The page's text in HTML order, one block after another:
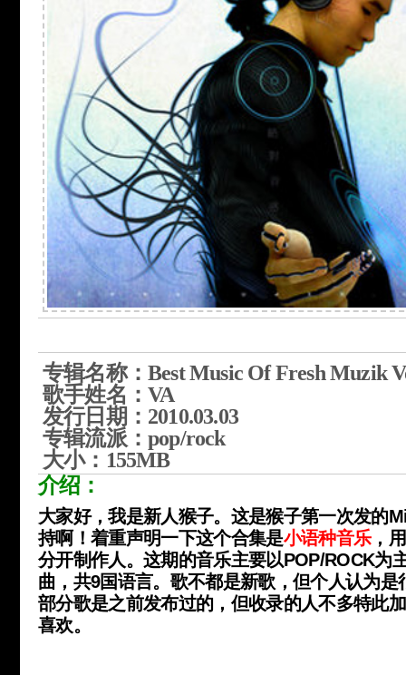
专辑名称：Best Music Of Fresh Muzik
歌手姓名：VA
发行日期：2010.03.03
专辑流派：pop/rock
大小：155MB
介绍：
大家好，我是新人猴子。这是猴子第一次发的
持啊！着重声明一下这个合集是小语种音乐，用
分开制作人。这期的音乐主要以POP/ROCK为
曲，共9国语言。歌不都是新歌，但个人认为是
部分歌是之前发布过的，但收录的人不多特此
喜欢。